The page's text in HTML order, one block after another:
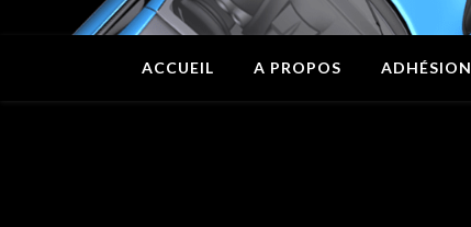
ACCUEIL A PROPOS ADHÉSION